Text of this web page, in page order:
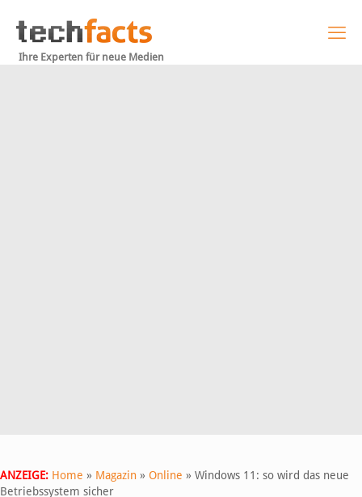
Ihre Experten für neue Medien
ANZEIGE: Home » Magazin » Online » Windows 11: so wird das neue
Betriebssystem sicher